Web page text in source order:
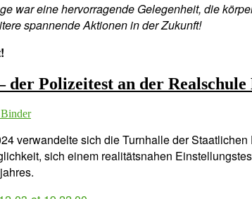
war eine hervorragende Gelegenheit, die
spannende Aktionen in der Zukunft!
Polizeitest an der Realschule
verwandelte sich die Turnhalle der
sich einem realitätsnahen